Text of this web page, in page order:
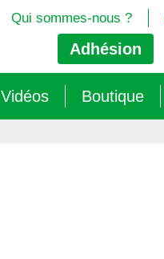
Adhésion
Qui sommes-nous ?
Vidéos Boutique